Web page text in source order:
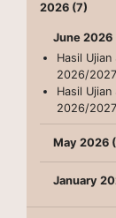
2026 (7)
June 2026
Hasil
2026/2027
Hasil
2026/2027
May 2026
January